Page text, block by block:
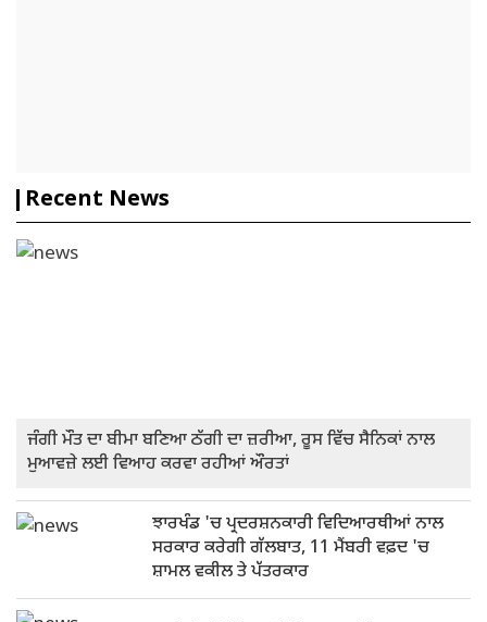
Recent News
ਜੰਗੀ ਮੌਤ ਦਾ ਬੀਮਾ ਬਣਿਆ ਠੱਗੀ ਦਾ ਜ਼ਰੀਆ, ਰੂਸ ਵਿੱਚ ਸੈਨਿਕਾਂ ਨਾਲ
ਮੁਆਵਜ਼ੇ ਲਈ ਵਿਆਹ ਕਰਵਾ ਰਹੀਆਂ ਔਰਤਾਂ
ਝਾਰਖੰਡ 'ਚ ਪ੍ਰਦਰਸ਼ਨਕਾਰੀ ਵਿਦਿਆਰਥੀਆਂ ਨਾਲ
ਸਰਕਾਰ ਕਰੇਗੀ ਗੱਲਬਾਤ, 11 ਮੈਂਬਰੀ ਵਫ਼ਦ 'ਚ
ਸ਼ਾਮਲ ਵਕੀਲ ਤੇ ਪੱਤਰਕਾਰ